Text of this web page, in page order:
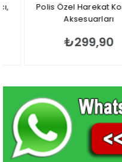
Polis Özel Harekat Kostüm
Aksesuarları
₺299,90